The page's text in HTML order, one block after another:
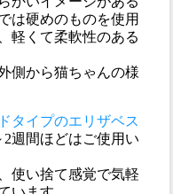
は硬めのものを使用
軽くて柔軟性のある
側から猫ちゃんの様
タイプのエリザベス
2週間ほどはご使用い
使い捨て感覚で気軽